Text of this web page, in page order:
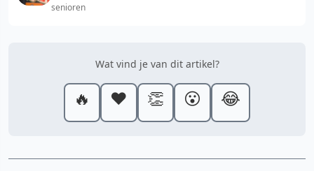
senioren
Wat vind je van dit artikel?
🔥 ❤️ 👏 😮 😂